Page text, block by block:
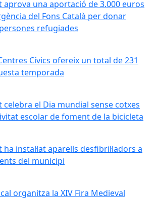
aprova una aportació de 3.000 euros
aprova una aportació de 3.000 euros
del Fons Català per donar
refugiades
Cívics ofereix un total de 231
Cívics ofereix un total de 231
temporada
celebra el Dia mundial sense cotxes
celebra el Dia mundial sense cotxes
escolar de foment de la bicicleta
ha instal·lat aparells desfibril·ladors a
instal·lat aparells desfibril·ladors a
del municipi
organitza la XIV Fira Medieval
organitza la XIV Fira Medieval